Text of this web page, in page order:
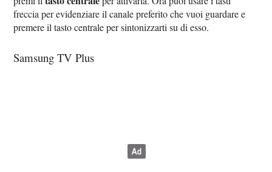
freccia per evidenziare il canale preferito che vuoi guardare e
premere il tasto centrale per sintonizzarti su di esso.
Samsung TV Plus